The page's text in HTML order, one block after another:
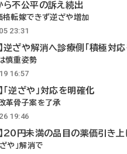
ら不公平の訴え続出
格転嫁できず逆ざや増加
23:31
逆ざや解消へ診療側「積極対応
慎重姿勢
16:57
「逆ざや」対応を明確化
革骨子案を了承
19:46
】20円未満の品目の薬価引き上
や」解消で